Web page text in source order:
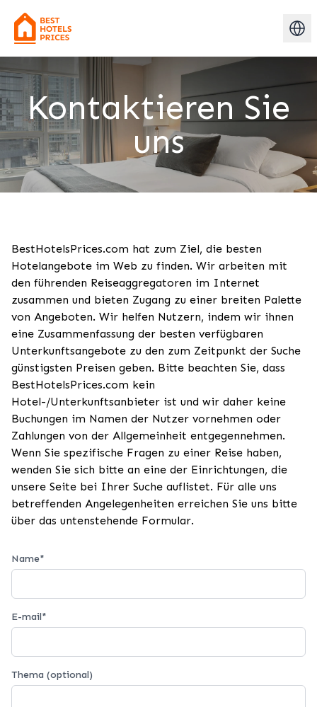
Kontaktieren Sie
uns
BestHotelsPrices.com hat zum Ziel, die besten
Hotelangebote im Web zu finden. Wir arbeiten mit
den führenden Reiseaggregatoren im Internet
zusammen und bieten Zugang zu einer breiten Palette
von Angeboten. Wir helfen Nutzern, indem wir ihnen
eine Zusammenfassung der besten verfügbaren
Unterkunftsangebote zu den zum Zeitpunkt der Suche
günstigsten Preisen geben. Bitte beachten Sie, dass
BestHotelsPrices.com kein
Hotel-/Unterkunftsanbieter ist und wir daher keine
Buchungen im Namen der Nutzer vornehmen oder
Zahlungen von der Allgemeinheit entgegennehmen.
Wenn Sie spezifische Fragen zu einer Reise haben,
wenden Sie sich bitte an eine der Einrichtungen, die
unsere Seite bei Ihrer Suche auflistet. Für alle uns
betreffenden Angelegenheiten erreichen Sie uns bitte
über das untenstehende Formular.
Name*
E-mail*
Thema (optional)